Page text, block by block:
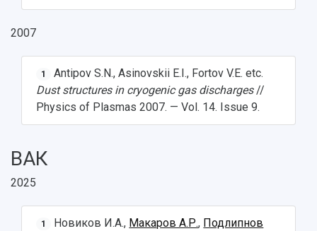
2007
1
Antipov S.N., Asinovskii E.I., Fortov V.E. etc.
Dust structures in cryogenic gas discharges//
Physics of Plasmas 2007. — Vol. 14. Issue 9.
ВАК
2025
1 Новиков И.А., Макаров А.Р., Подлипнов